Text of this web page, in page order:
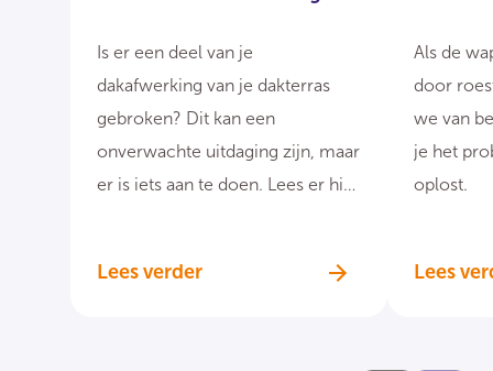
Is er een deel van je
dakafwerking van je dakterras
gebroken? Dit kan een
onverwachte uitdaging zijn, maar
er is iets aan te doen. Lees er hier
Lees verder
Als de
door
we van
je het
oplost.
Lees